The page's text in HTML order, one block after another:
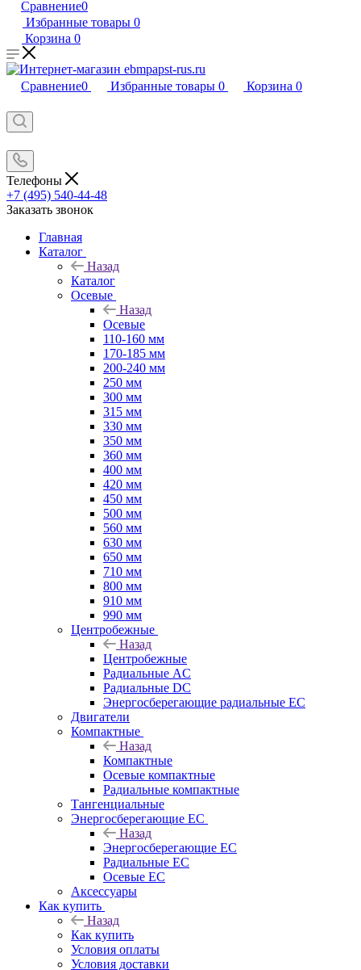
Сравнение0
Избранные товары 0
Корзина 0
Сравнение0 Избранные товары 0 Корзина 0
Телефоны
+7 (495) 540-44-48
Заказать звонок
Главная
Каталог
Назад
Каталог
Осевые
Назад
Осевые
110-160 мм
170-185 мм
200-240 мм
250 мм
300 мм
315 мм
330 мм
350 мм
360 мм
400 мм
420 мм
450 мм
500 мм
560 мм
630 мм
650 мм
710 мм
800 мм
910 мм
990 мм
Центробежные
Назад
Центробежные
Радиальные AC
Радиальные DC
Энергосберегающие радиальные EC
Двигатели
Компактные
Назад
Компактные
Осевые компактные
Радиальные компактные
Тангенциальные
Энергосберегающие EC
Назад
Энергосберегающие EC
Радиальные EC
Осевые EC
Аксессуары
Как купить
Назад
Как купить
Условия оплаты
Условия доставки